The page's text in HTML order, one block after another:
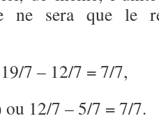
ne sera que le
7 – 12/7 = 7/7,
12/7 – 5/7 = 7/7.